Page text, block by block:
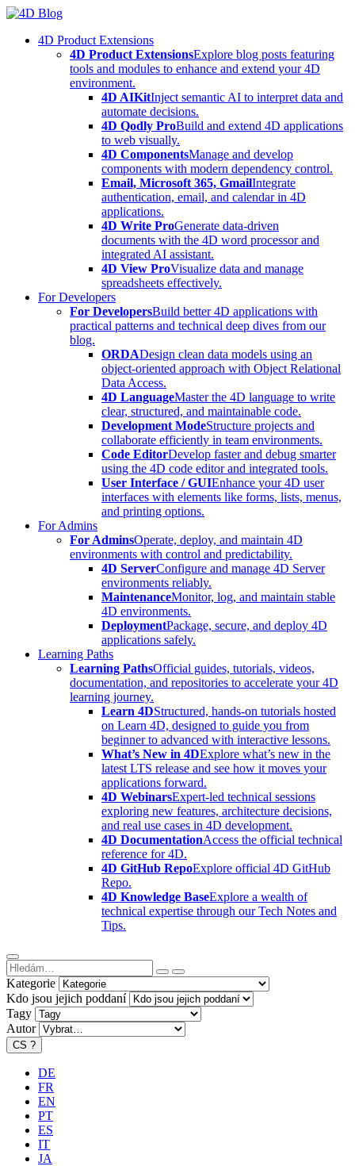
Skip
content4D Product Extensions
4D Product ExtensionsExplore blog posts featuring
tools and modules to enhance and extend your 4D
environment.
4D AIKitInject semantic AI to interpret data and
automate decisions.
4D Qodly ProBuild and extend 4D applications
to web visually.
4D ComponentsManage and develop
components with modern dependency control.
Email, Microsoft 365, GmailIntegrate
authentication, email, and calendar in 4D
applications.
4D Write ProGenerate data-driven
documents with the 4D word processor and
integrated AI assistant.
4D View ProVisualize data and manage
spreadsheets effectively.
For Developers
For DevelopersBuild better 4D applications with
practical patterns and technical deep dives from our
blog.
ORDADesign clean data models using an
object-oriented approach with Object Relational
Data Access.
4D LanguageMaster the 4D language to write
clear, structured, and maintainable code.
Development ModeStructure projects and
collaborate efficiently in team environments.
Code EditorDevelop faster and debug smarter
using the 4D code editor and integrated tools.
User Interface / GUIEnhance your 4D user
interfaces with elements like forms, lists, menus,
and printing options.
For Admins
For AdminsOperate, deploy, and maintain 4D
environments with control and predictability.
4D ServerConfigure and manage 4D Server
environments reliably.
MaintenanceMonitor, log, and maintain stable
4D environments.
DeploymentPackage, secure, and deploy 4D
applications safely.
Learning Paths
Learning PathsOfficial guides, tutorials, videos,
documentation, and repositories to accelerate your 4D
learning journey.
Learn 4DStructured, hands-on tutorials hosted
on Learn 4D, designed to guide you from
beginner to advanced with interactive lessons.
What’s New in 4DExplore what’s new in the
latest LTS release and see how it moves your
applications forward.
4D WebinarsExpert-led technical sessions
exploring new features, architecture decisions,
and real use cases in 4D development.
4D DocumentationAccess the official technical
reference for 4D.
4D GitHub RepoExplore official 4D GitHub
Repo.
4D Knowledge BaseExplore a wealth of
technical expertise through our Tech Notes and
Tips.
Kategorie
Kdo jsou jejich poddaní
Tagy
Autor
CS ?
DE
FR
EN
PT
ES
IT
JA